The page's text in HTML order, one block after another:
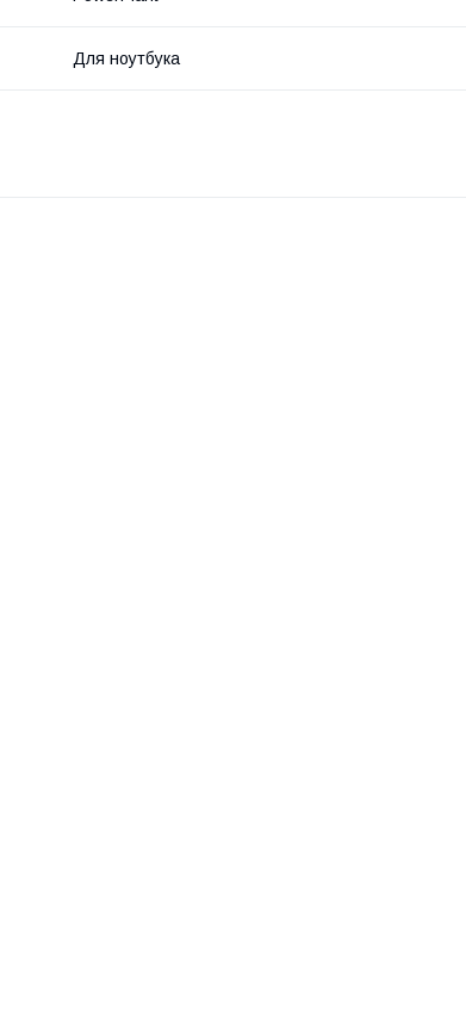
Для ноутбука